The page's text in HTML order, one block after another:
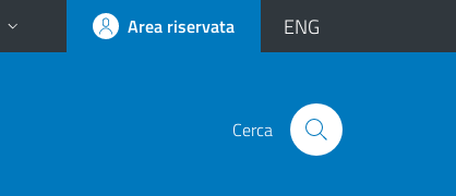
Area riservata ENG
Cerca